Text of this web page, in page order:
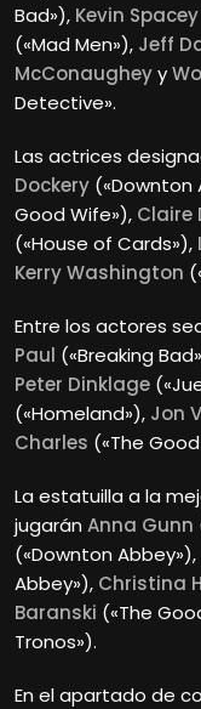
Bad»), Kevin Spacey
(«Mad Men»), Jeff
McConaugheyy
Detective».
Las actrices
Dockery («Downton
Good Wife»), Claire
(«House of Cards»),
Kerry Washington
Entre los actores
Paul («Breaking
Peter Dinklage
(«Homeland»), Jon
Charles («The
La estatuilla a la
jugarán Anna Gunn
(«Downton Abbey»),
Abbey»), Christina
Baranski («The
Tronos»).
En el apartado de